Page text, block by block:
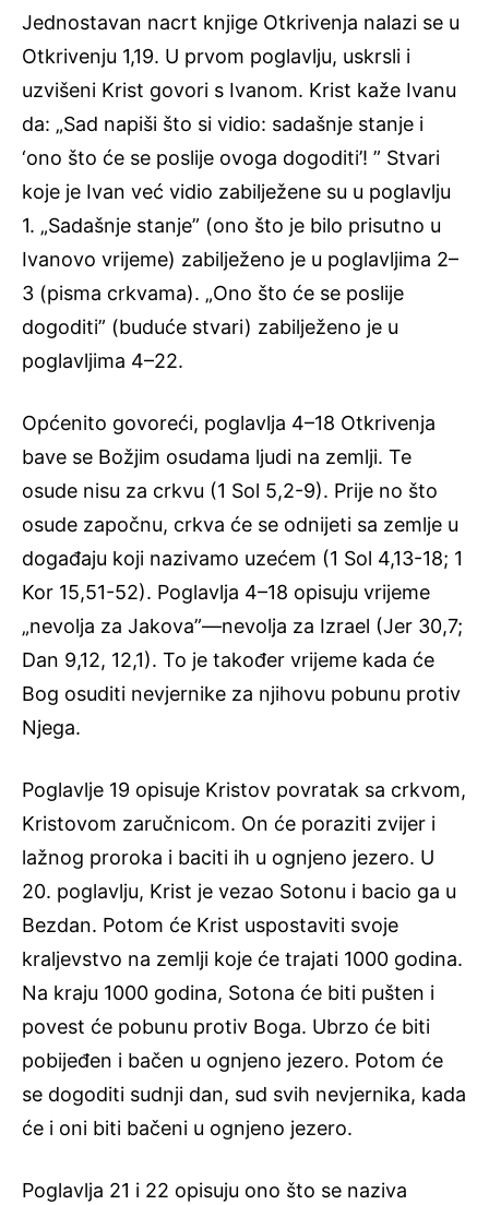
Jednostavan nacrt knjige Otkrivenja nalazi se u
Otkrivenju 1,19. U prvom poglavlju, uskrsli i
uzvišeni Krist govori s Ivanom. Krist kaže Ivanu
da: „Sad napiši što si vidio: sadašnje stanje i
‘ono što će se poslije ovoga dogoditi’! ” Stvari
koje je Ivan već vidio zabilježene su u poglavlju
1. „Sadašnje stanje” (ono što je bilo prisutno u
Ivanovo vrijeme) zabilježeno je u poglavljima 2–
3 (pisma crkvama). „Ono što će se poslije
dogoditi” (buduće stvari) zabilježeno je u
poglavljima 4–22.
Općenito govoreći, poglavlja 4–18 Otkrivenja
bave se Božjim osudama ljudi na zemlji. Te
osude nisu za crkvu (1 Sol 5,2-9). Prije no što
osude započnu, crkva će se odnijeti sa zemlje u
događaju koji nazivamo uzećem (1 Sol 4,13-18; 1
Kor 15,51-52). Poglavlja 4–18 opisuju vrijeme
„nevolja za Jakova”—nevolja za Izrael (Jer 30,7;
Dan 9,12, 12,1). To je također vrijeme kada će
Bog osuditi nevjernike za njihovu pobunu protiv
Njega.
Poglavlje 19 opisuje Kristov povratak sa crkvom,
Kristovom zaručnicom. On će poraziti zvijer i
lažnog proroka i baciti ih u ognjeno jezero. U
20. poglavlju, Krist je vezao Sotonu i bacio ga u
Bezdan. Potom će Krist uspostaviti svoje
kraljevstvo na zemlji koje će trajati 1000 godina.
Na kraju 1000 godina, Sotona će biti pušten i
povest će pobunu protiv Boga. Ubrzo će biti
pobijeđen i bačen u ognjeno jezero. Potom će
se dogoditi sudnji dan, sud svih nevjernika, kada
će i oni biti bačeni u ognjeno jezero.
Poglavlja 21 i 22 opisuju ono što se naziva